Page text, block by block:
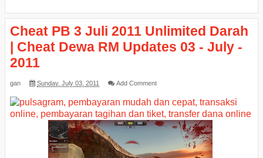
Cheat PB 3 Juli 2011 Unlimited Darah
| Cheat Dewa RM Updates 03 - July -
2011
gan Sunday, July 03, 2011 Add Comment